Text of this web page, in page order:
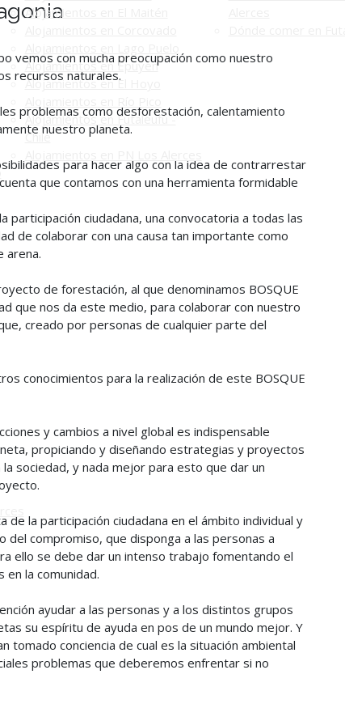
Alojamientos en El Maitén
Alojamientos en Epuyén
Alojamientos en El Hoyo
Alojamientos en Futaleufú -
Chile
Dónde comer en
vemos con mucha preocupación como nuestro
recursos naturales.
problemas como desforestación, calentamiento
nuestro planeta.
para hacer algo con la idea de contrarrestar
que contamos con una herramienta formidable
participación ciudadana, una convocatoria a todas las
de colaborar con una causa tan importante como
arena.
de forestación, al que denominamos BOSQUE
que nos da este medio, para colaborar con nuestro
creado por personas de cualquier parte del
conocimientos para la realización de este BOSQUE
y cambios a nivel global es indispensable
propiciando y diseñando estrategias y proyectos
sociedad, y nada mejor para esto que dar un
la participación ciudadana en el ámbito individual y
compromiso, que disponga a las personas a
ello se debe dar un intenso trabajo fomentando el
la comunidad.
ayudar a las personas y a los distintos grupos
su espíritu de ayuda en pos de un mundo mejor. Y
conciencia de cual es la situación ambiental
problemas que deberemos enfrentar si no